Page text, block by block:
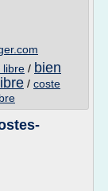
libre / bien
/ coste